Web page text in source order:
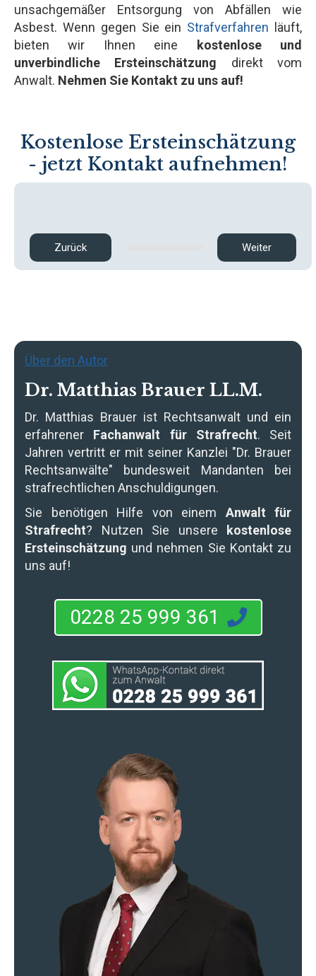
unsachgemäßer Entsorgung von Abfällen wie
Asbest. Wenn gegen Sie ein Strafverfahren läuft,
bieten wir Ihnen eine kostenlose und
unverbindliche Ersteinschätzung direkt vom
Anwalt. Nehmen Sie Kontakt zu uns auf!
Kostenlose Ersteinschätzung
- jetzt Kontakt aufnehmen!
Zurück Weiter
Über den Autor
Dr. Matthias Brauer LL.M.
Dr. Matthias Brauer ist Rechtsanwalt und ein
erfahrener Fachanwalt für Strafrecht. Seit
Jahren vertritt er mit seiner Kanzlei "Dr. Brauer
Rechtsanwälte" bundesweit Mandanten bei
strafrechtlichen Anschuldigungen.
Sie benötigen Hilfe von einem Anwalt für
Strafrecht? Nutzen Sie unsere kostenlose
Ersteinschätzung und nehmen Sie Kontakt zu
uns auf!
0228 25 999 361